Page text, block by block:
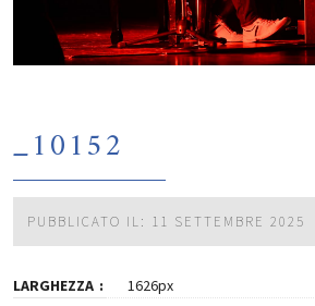
_10152
PUBBLICATO IL: 11 SETTEMBRE 2025
LARGHEZZA
1626px